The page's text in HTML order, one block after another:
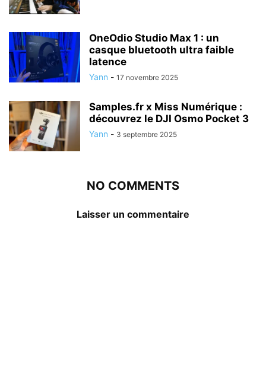
OneOdio Studio Max 1 : un
casque bluetooth ultra faible
latence
Yann - 17 novembre 2025
Samples.fr x Miss Numérique :
découvrez le DJI Osmo Pocket 3
Yann - 3 septembre 2025
NO COMMENTS
Laisser un commentaire